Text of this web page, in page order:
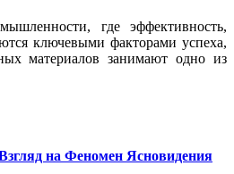
где эффективность,
ключевыми факторами успеха,
материалов занимают одно из
на Феномен Ясновидения